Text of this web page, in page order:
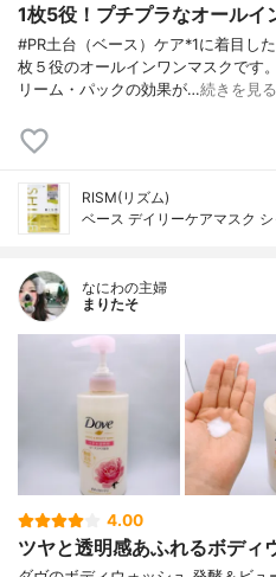
1枚5役！プチプラなオールイ
#PR土台（ベース）ケア*1に着目し
枚５役のオールインワンマスクです
リーム・パックの効果が…続きを見る
RISM(リズム)
ベース デイリーケアマスク
なにわの主婦
まりたそ
4.00
ツヤと透明感あふれるボディ